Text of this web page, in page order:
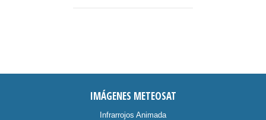
IMÁGENES METEOSAT
Infrarrojos Animada